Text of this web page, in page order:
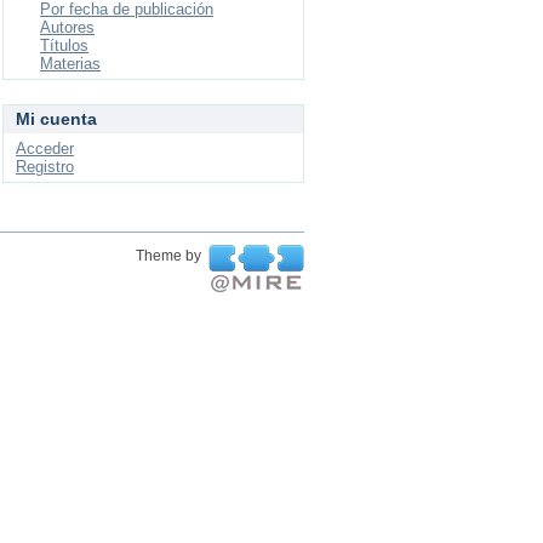
Por fecha de publicación
Autores
Títulos
Materias
Mi cuenta
Acceder
Registro
Theme by